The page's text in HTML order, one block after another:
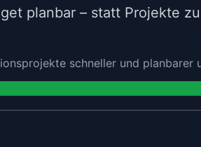
planbar – statt Projekte
schneller und planbarer